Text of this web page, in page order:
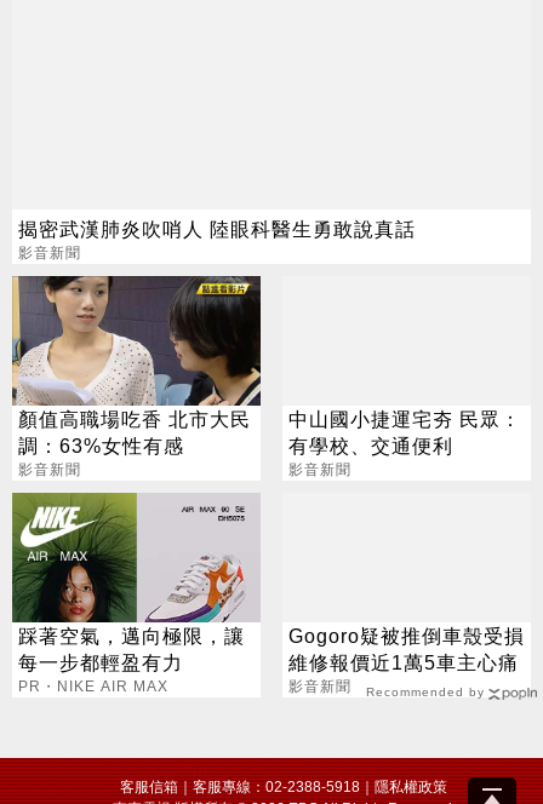
揭密武漢肺炎吹哨人 陸眼科醫生勇敢說真話
影音新聞
顏值高職場吃香 北市大民
調：63%女性有感
影音新聞
中山國小捷運宅夯 民眾：
有學校、交通便利
影音新聞
踩著空氣，邁向極限，讓
每一步都輕盈有力
PR・NIKE AIR MAX
Gogoro疑被推倒車殼受損
維修報價近1萬5車主心痛
影音新聞 Recommended by
客服信箱｜客服專線：02-2388-5918｜隱私權政策